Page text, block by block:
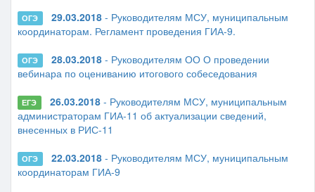
ОГЭ 29.03.2018- Руководителям МСУ, муниципальным
координаторам. Регламент проведения ГИА-9.
ОГЭ 28.03.2018- Руководителям ОО О проведении
вебинара по оцениванию итогового собеседования
ЕГЭ 26.03.2018- Руководителям МСУ, муниципальным
администраторам ГИА-11 об актуализации сведений,
внесенных в РИС-11
ОГЭ 22.03.2018- Руководителям МСУ, муниципальным
координаторам ГИА-9